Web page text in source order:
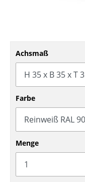
Bürodrehstühle
Konferenzstühle
Bürosessel
Einzelteile
Tische
Achsmaß
Farbe
Menge